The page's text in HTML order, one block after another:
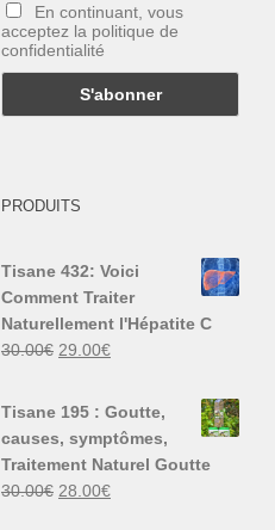
En continuant, vous
acceptez la politique de
confidentialité
PRODUITS
Tisane 432: Voici
Comment Traiter
Naturellement l'Hépatite C
30.00€ Le
30.00€.
29.00€Le
est :
Tisane 195 : Goutte,
causes, symptômes,
Traitement Naturel Goutte
30.00€ Le
28.00€Le